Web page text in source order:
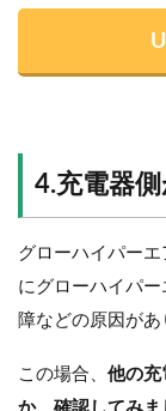
4.充電器
グローハイパー
にグローハイパ
障などの原因があ
この場合、 他の充